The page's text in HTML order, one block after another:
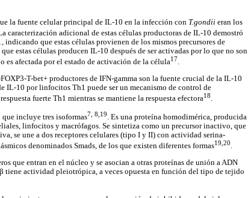
la fuente celular principal de IL-10 en la infección con T.gondii eran los
caracterización adicional de estas células productoras de IL-10 demostró
que estas células provienen de los mismos precursores de
estas células producen IL-10 después de ser activadas por lo que no son
es afectada por el estado de activación de la célula17.
T-bet+ productores de IFN-gamma son la fuente crucial de la IL-10
IL-10 por linfocitos Th1 puede ser un mecanismo de control de
fuerte Th1 mientras se mantiene la respuesta efectora18.
que incluye tres isoformas7, 8,19. Es una proteína homodimérica, producida
linfocitos y macrófagos. Se sintetiza como un precursor inactivo, que
se une a dos receptores celulares (tipo I y II) con actividad serina-
denominados Smads, de los que existen diferentes formas19,20.
que entran en el núcleo y se asocian a otras proteínas de unión a ADN
tiene actividad pleiotrópica, a veces opuesta en función del tipo de tejido